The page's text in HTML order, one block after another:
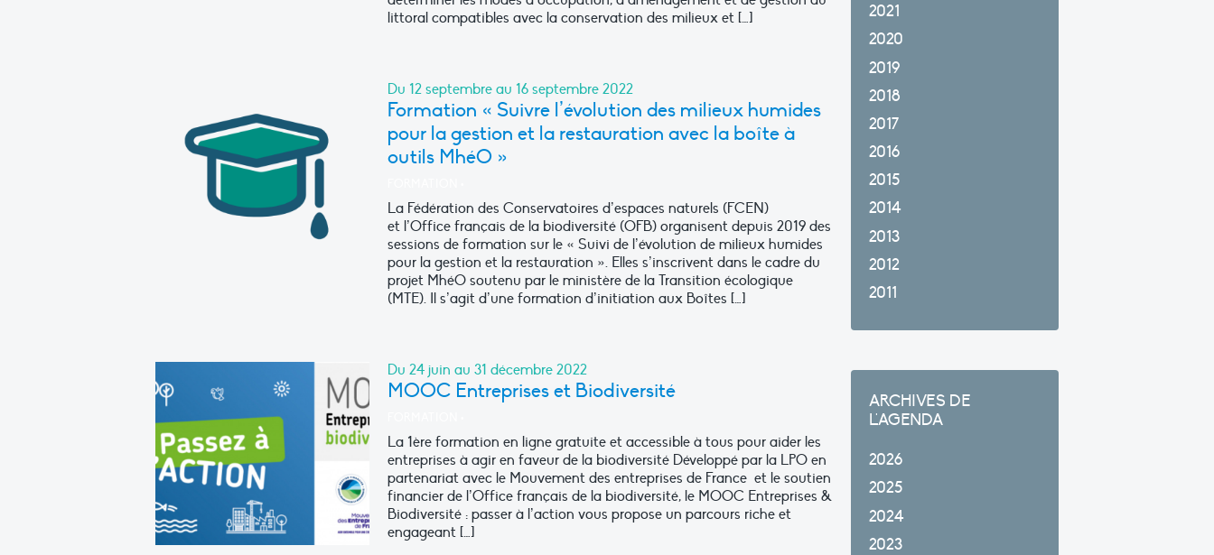
littoral compatibles avec la conservation des milieux et […]
Du 12 septembre au 16 septembre 2022
Formation « Suivre l’évolution des milieux humides
pour la gestion et la restauration avec la boîte à
outils MhéO »
La Fédération des Conservatoires d’espaces naturels (FCEN)
et l’Office français de la biodiversité (OFB) organisent depuis 2019 des
sessions de formation sur le « Suivi de l’évolution de milieux humides
pour la gestion et la restauration ». Elles s’inscrivent dans le cadre du
projet MhéO soutenu par le ministère de la Transition écologique
(MTE). Il s’agit d’une formation d’initiation aux Boîtes […]
Du 24 juin au 31 décembre 2022
MOOC Entreprises et Biodiversité
La 1ère formation en ligne gratuite et accessible à tous pour aider les
entreprises à agir en faveur de la biodiversité Développé par la LPO en
partenariat avec le Mouvement des entreprises de France et le soutien
financier de l’Office français de la biodiversité, le MOOC Entreprises &
Biodiversité : passer à l’action vous propose un parcours riche et
engageant […]
2021
2020
2019
2018
2017
2016
2015
2014
2013
2012
2011
ARCHIVES DE
L'AGENDA
2026
2025
2024
2023